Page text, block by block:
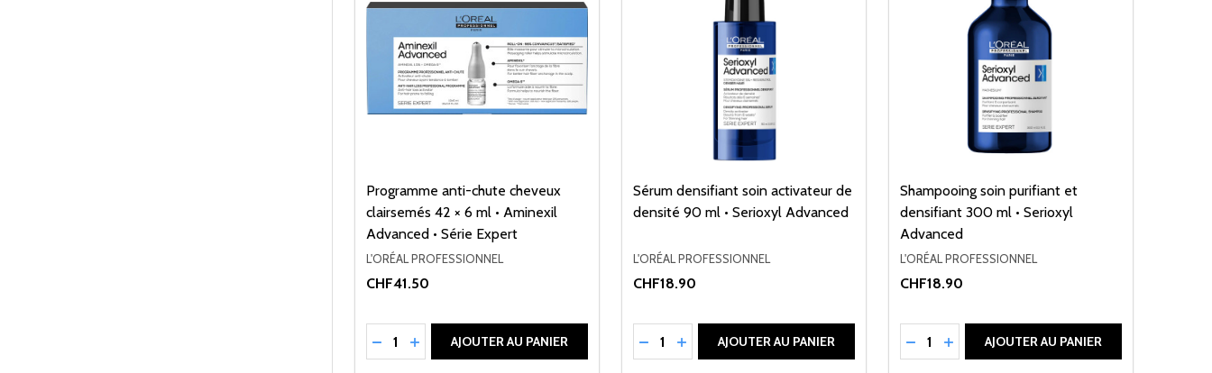
Programme anti-chute cheveux
clairsemés 42 × 6 ml • Aminexil
Advanced • Série Expert
L'ORÉAL PROFESSIONNEL
CHF41.50
Quantité:
RÉDUIRE LA QUANTITÉ DE UNDEFINED
AUGMENTER LA QUANTITÉ DE UNDEFINED
AJOUTER AU PANIER
Sérum densifiant soin activateur de
densité 90 ml • Serioxyl Advanced
L'ORÉAL PROFESSIONNEL
CHF18.90
Quantité:
RÉDUIRE LA QUANTITÉ DE UNDEFINED
AUGMENTER LA QUANTITÉ DE UNDEFINED
AJOUTER AU PANIER
Shampooing soin purifiant et
densifiant 300 ml • Serioxyl
Advanced
L'ORÉAL PROFESSIONNEL
CHF18.90
Quantité:
RÉDUIRE LA QUANTITÉ DE UNDEFINED
AUGMENTER LA QUANTITÉ DE
AJOUTER AU PANIER